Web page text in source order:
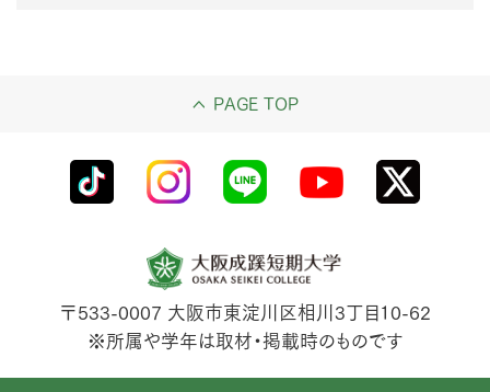
PAGE TOP
〒533-0007 大阪市東淀川区相川3丁目10-62
※所属や学年は取材・掲載時のものです